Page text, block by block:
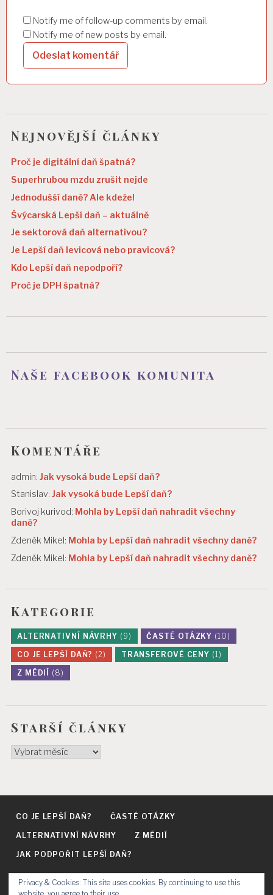
Notify me of follow-up comments by email.
Notify me of new posts by email.
Nejnovější články
Proč je digitální daň špatná?
Superhrubou mzdu zrušit nejde
Jednodušší daně? Ale kdeže!
Švýcarská Lepší daň – aktuálně
Je sektorová daň alternativou?
Je Lepší daň levicová nebo pravicová?
Kdo Lepší daň nepodpoří?
Proč je DPH špatná?
Naše facebook komunita
Komentáře
admin:Jak vysoká bude Lepší daň?
Stanislav:Jak vysoká bude Lepší daň?
Borivoj kurivod: Mohla by Lepší daň nahradit všechny
daně?
Zdeněk Mikel: Mohla by Lepší daň nahradit všechny daně?
Zdeněk Mikel: Mohla by Lepší daň nahradit všechny daně?
Kategorie
ALTERNATIVNÍ NÁVRHY (9) ČASTÉ OTÁZKY (10)
CO JE LEPŠÍ DAŇ? (2) TRANSFEROVÉ CENY (1)
Z MÉDIÍ (8)
Starší články
Starší
CO JE LEPŠÍ DAŇ? ČASTÉ OTÁZKY
ALTERNATIVNÍ NÁVRHY Z MÉDIÍ
JAK PODPOŘIT LEPŠÍ DAŇ?
https://www.facebook.com/LepsiDane/
https://twitter.com/DanLepsi
LinkedIn.com
Privacy & Cookies: This site uses cookies. By continuing to use this